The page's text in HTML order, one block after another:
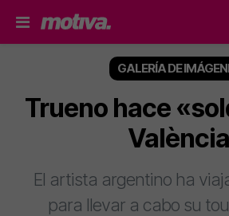
GALERÍA DE
Trueno hace
València
El artista argentino ha
para llevar a cabo su